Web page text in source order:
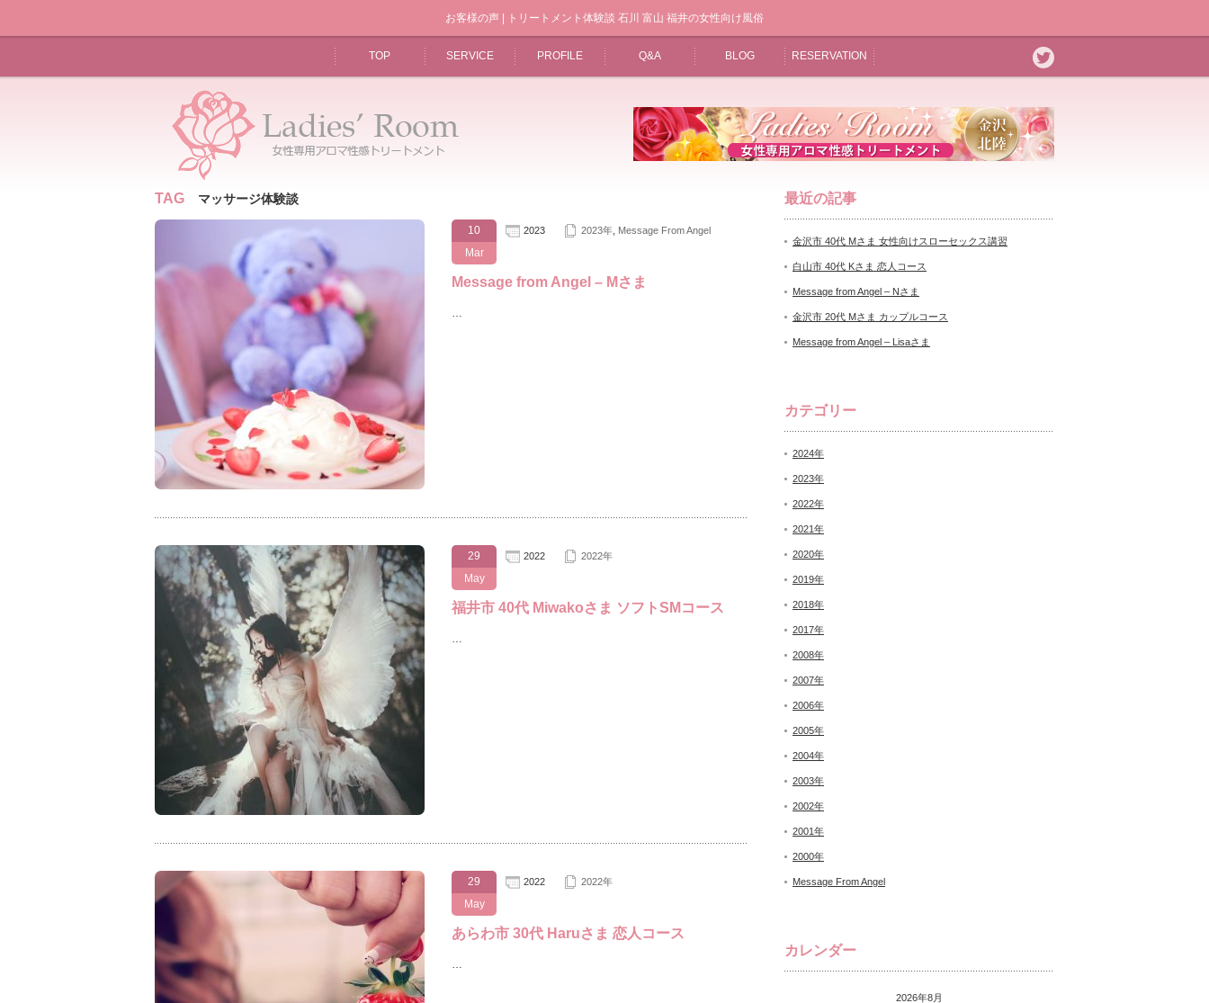
お客様の声 | トリートメント体験談 石川 富山 福井の女性向け風俗
TOP SERVICE PROFILE Q&A BLOG RESERVATION
TAG マッサージ体験談
10
Mar
2023 2023年 Message From Angel
Message from Angel – Mさま
…
29
May
2022 2022年
福井市 40代 Miwakoさま ソフトSMコース
…
29
May
2022 2022年
あらわ市 30代 Haruさま 恋人コース
…
最近の記事
金沢市 40代 Mさま 女性向けスローセックス講習
白山市 40代 Kさま 恋人コース
Message from Angel – Nさま
金沢市 20代 Mさま カップルコース
Message from Angel – Lisaさま
カテゴリー
2024年
2023年
2022年
2021年
2020年
2019年
2018年
2017年
2008年
2007年
2006年
2005年
2004年
2003年
2002年
2001年
2000年
Message From Angel
カレンダー
2026年8月